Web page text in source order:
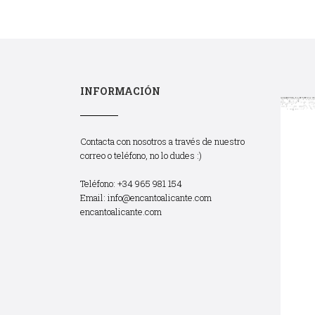
INFORMACIÓN
Contacta con nosotros a través de nuestro
correo o teléfono, no lo dudes :)
Teléfono: +34 965 981 154
Email: info@encantoalicante.com
encantoalicante.com